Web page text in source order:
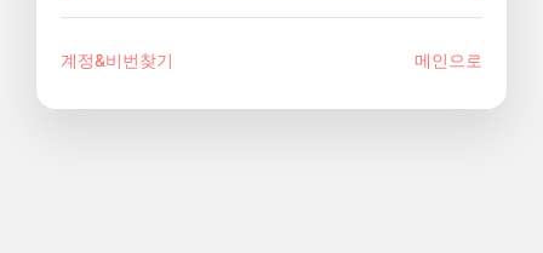
계정&비번찾기 메인으로